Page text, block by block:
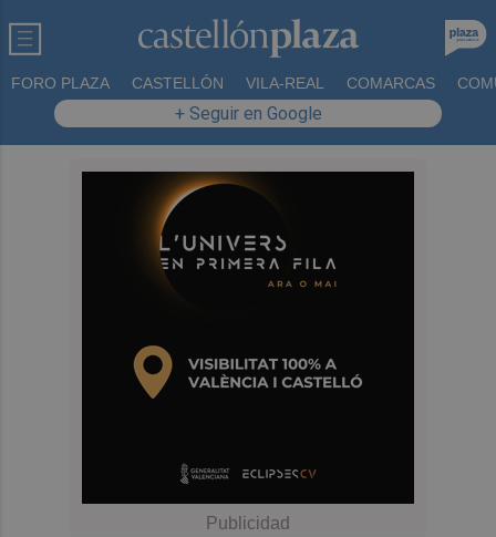
FORO PLAZA CASTELLÓN VILA-REAL COMARCAS
+ Seguir en Google